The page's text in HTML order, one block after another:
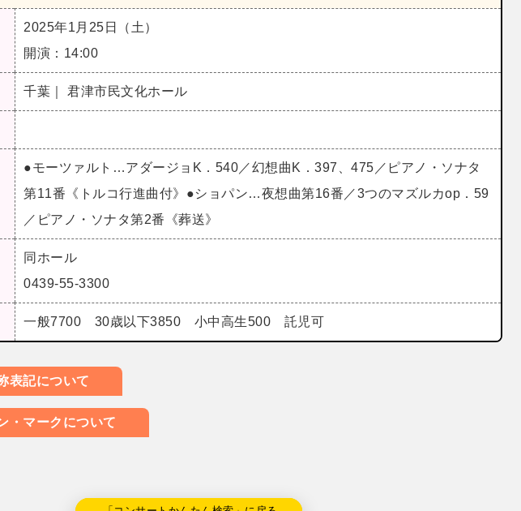
2025年1月25日（土）
開演：14:00
千葉｜ 君津市民文化ホール
●モーツァルト…アダージョK．540／幻想曲K．397、475／ピアノ・ソナタ
第11番《トルコ行進曲付》●ショパン…夜想曲第16番／3つのマズルカop．59
／ピアノ・ソナタ第2番《葬送》
同ホール
0439-55-3300
一般7700 30歳以下3850 小中高生500 託児可
表記について
・マークについて